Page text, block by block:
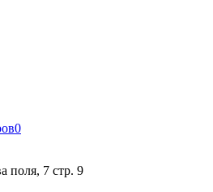
0
поля, 7 стр. 9